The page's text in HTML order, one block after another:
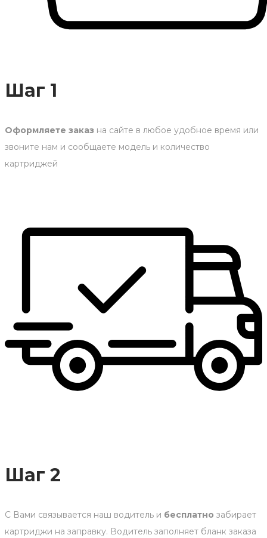
Шаг 1
Оформляете заказ на сайте в любое удобное время или
звоните нам и сообщаете модель и количество
картриджей
Шаг 2
С Вами связывается наш водитель и бесплатно забирает
картриджи на заправку. Водитель заполняет бланк заказа